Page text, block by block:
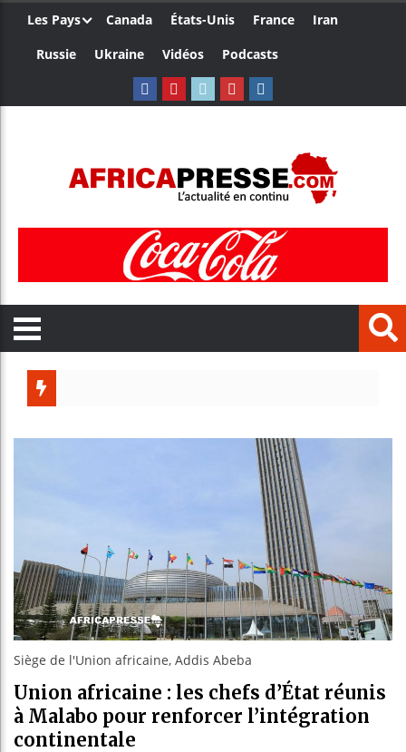
Les Pays Canada États-Unis France
Iran
Russie
Ukraine Vidéos Podcasts
Siège de l'Union africaine, Addis Abeba
Union africaine : les chefs d’État réunis
à Malabo pour renforcer l’intégration
continentale